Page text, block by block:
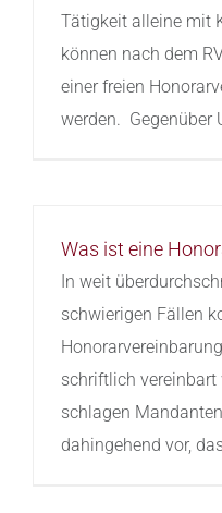
Tätigkeit alleine mit
können nach dem
einer freien
werden. Gegenüber
Was ist eine
In weit
schwierigen Fällen
schriftlich vereinbart
schlagen
dahingehend vor,